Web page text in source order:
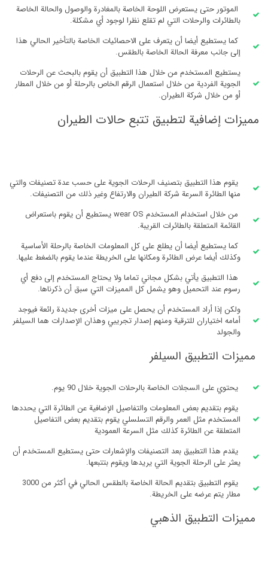
الموتور حتى يستعرض اللوحة الخاصة بالمغادرة والوصول والحالة الخاصة
بالطائرات والرحلات التي لم تقلع نظرا لوجود أي مشكلة.
كما يستطيع أيضا أن يتعرف على الاحصائيات الخاصة بالتأخير الحالي هذا
إلى جانب معرفة الحالة الخاصة بالطقس.
يستطيع المستخدم من خلال هذا التطبيق أن يقوم بالبحث عن الرحلات
الجوية الفردية من خلال استعمال الرقم الخاص بالرحلة أو من خلال المطار
أو من خلال شركة الطيران.
مميزات إضافية لتطبيق تتبع حالات الطيران
يقوم هذا التطبيق بتصنيف الرحلات الجوية على حسب عدة تصنيفات والتي
منها الطائرة السرعة شركة الطيران والارتفاع وغير ذلك من التصنيفات.
من خلال استخدام المستخدم wear OS يستطيع أن يقوم باستعراض
القائمة المتعلقة بالطائرات القريبة.
كما يستطيع أيضا أن يطلع على كل المعلومات الخاصة بالرحلة الأساسية
وكذلك أيضا عرض الطائرة ومكانها على الخريطة عندما يقوم بالضغط عليها.
هذا التطبيق يأتي بشكل مجاني تماما ولا يحتاج المستخدم إلى دفع أي
رسوم عند التحميل وهو يشمل كل المميزات التي سبق أن ذكرناها.
ولكن إذا أراد المستخدم أن يحصل على ميزات أخرى جديدة رائعة فيوجد
أمامه اختياران للترقية ومنهم إصدار تجريبي وهذان الإصدارات هما السيلفر
والجولد
مميزات التطبيق السيلفر
يحتوي على السجلات الخاصة بالرحلات الجوية خلال 90 يوم.
يقوم بتقديم بعض المعلومات والتفاصيل الإضافية عن الطائرة التي يحددها
المستخدم مثل العمر والرقم التسلسلي يقوم بتقديم بعض التفاصيل
المتعلقة عن الطائرة كذلك مثل السرعة العمودية
يقدم هذا التطبيق بعد التصنيفات والإشعارات حتى يستطيع المستخدم أن
يعثر على الرحلة الجوية التي يريدها ويقوم بتتبعها.
يقوم التطبيق بتقديم الحالة الخاصة بالطقس الحالي في أكثر من 3000
مطار يتم عرضه على الخريطة.
مميزات التطبيق الذهبي